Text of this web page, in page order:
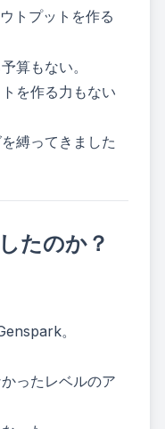
トプットを作る
算もない。
を作る力もない
縛ってきました
たのか？
。
ったレベルのア